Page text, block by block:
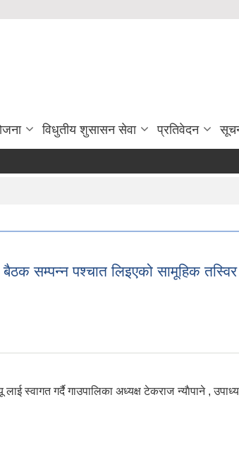
विधुतीय शुसासन सेवा प्रतिवेदन
बैठक सम्पन्न पश्चात लिइएको सामूहिक तस्विर
गर्दै गाउपालिका अध्यक्ष टेकराज न्याैपाने ,